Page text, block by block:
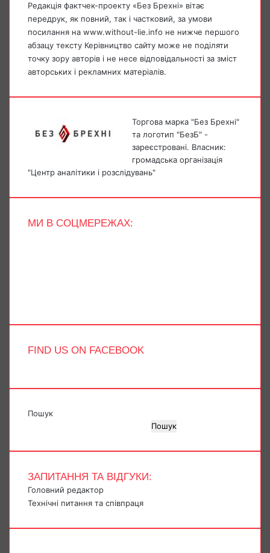
Редакція фактчек-проекту «Без Брехні» вітає
передрук, як повний, так і частковий, за умови
посилання на www.without-lie.info не нижче першого
абзацу тексту Керівництво сайту може не поділяти
точку зору авторів і не несе відповідальності за зміст
авторських і рекламних матеріалів.
Торгова марка "Без Брехні"
та логотип "БезБ" -
зареєстровані. Власник:
громадська організація
"Центр аналітики і розслідувань"
МИ В СОЦМЕРЕЖАХ:
FIND US ON FACEBOOK
Пошук
Пошук
ЗАПИТАННЯ ТА ВІДГУКИ:
Головний редактор
Технічні питання та співпраця